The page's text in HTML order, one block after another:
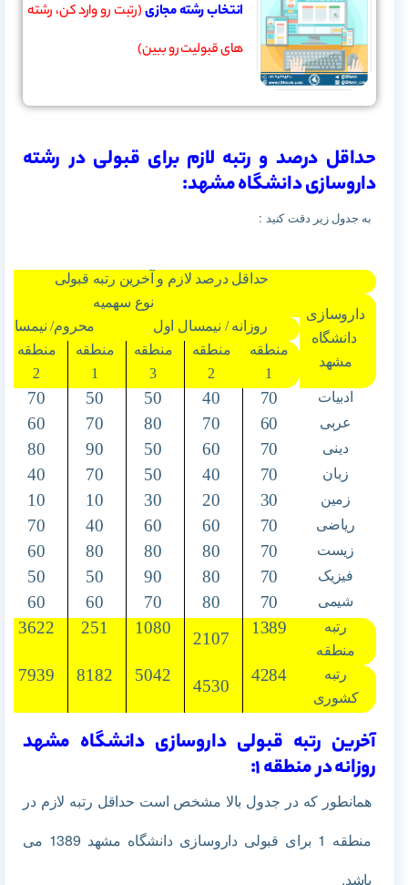
انتخاب رشته مجازی(رتبت رو وارد کن، رشته
های قبولیت رو ببین)
حداقل درصد و رتبه لازم برای قبولی در رشته
داروسازی دانشگاه مشهد:
به جدول زیر دقت کنید :
حداقل درصد لازم و آخرین رتبه قبولی
داروسازی
دانشگاه
مشهد
نوع سهمیه
روزانه / نیمسال اول
محروم/ نیمسال
منطقه
1
منطقه
2
منطقه
3
منطقه
1
منطقه
2
ادبیات
70
40
50
50
70
عربی 60
70
80
70
60
دینی 70
60
50
90
80
زبان 70
40
50
70
40
زمین 30
20
30
10
10
ریاضی 70
60
60
40
70
زیست 70
80
80
80
60
فیزیک 70
80
90
50
50
شیمی 70
80
70
60
60
رتبه
منطقه
1389
2107
1080
251
3622
رتبه
کشوری
4284
4530
5042
8182
7939
آخرین رتبه قبولی داروسازی دانشگاه مشهد
روزانه در منطقه 1:
همانطور که در جدول بالا مشخص است حداقل رتبه لازم در
منطقه 1
برای قبولی داروسازی دانشگاه مشهد 1389 می
باشد.